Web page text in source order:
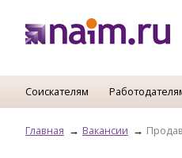
Соискателям
Главная Вакансии